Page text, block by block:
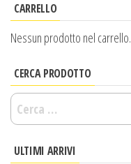
CARRELLO
Nessun prodotto nel carrello.
CERCA PRODOTTO
Ricerca
per:
ULTIMI ARRIVI